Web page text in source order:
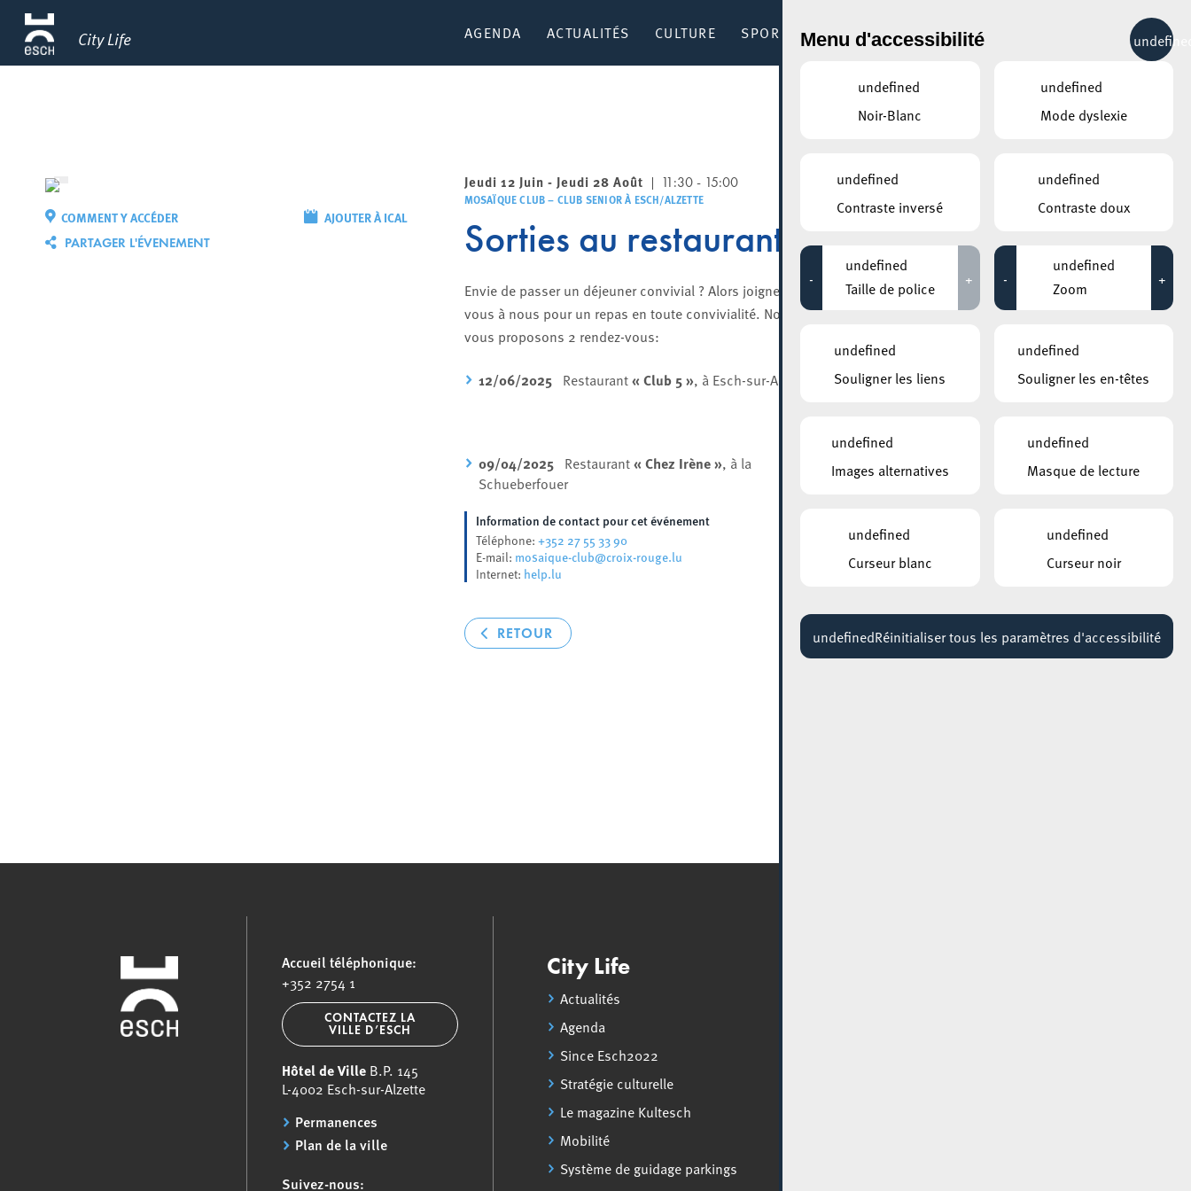
City Life AGENDA ACTUALITÉS CULTURE SPORT & RÉCRÉATION MOBILITÉ
AJOUTER À ICAL
COMMENT Y ACCÉDER
PARTAGER L'ÉVENEMENT
Jeudi 12 Juin - Jeudi 28 Août 11:30 - 15:00
MOSAÏQUE CLUB – CLUB SENIOR À ESCH/ALZETTE
Sorties au restaurant
Envie de passer un déjeuner convivial ? Alors joignez-
vous à nous pour un repas en toute convivialité. Nous
vous proposons 2 rendez-vous:
12/06/2025 Restaurant« Club 5 », à Esch-sur-Alzette
09/04/2025 Restaurant« Chez Irène », à la
Schueberfouer
Information de contact pour cet événement
Téléphone: +352 27 55 33 90
E-mail: mosaique-club@croix-rouge.lu
Internet: help.lu
RETOUR
AUTRES ÉVÉNEMENTS
MOSAÏQUE CLUB – CLUB SENIOR À
Activités avec la crèche
BOUMBA
Talk – Erik Kessels:
Storytelling with vernacular
ROCKHAL – ETABLISSEMENT PUBLIC
CENTRE DE MUSIQUES AMPLIFIÉES
AUTRES ÉVÉNEMENTS
Les Nuits d’Été du Bosque
FeVi
Accueil téléphonique:
+352 2754 1
CONTACTEZ LA
VILLE D’ESCH
Hôtel de Ville B.P. 145
L-4002 Esch-sur-Alzette
Permanences
Plan de la ville
Suivez-nous:
City Life
Actualités
Agenda
Since Esch2022
Stratégie culturelle
Le magazine Kultesch
Mobilité
Système de guidage parkings
25°C
Menu d'accessibilité
undefined
Noir-Blanc
undefined
Mode dyslexie
undefined
Contraste inversé
undefined
Contraste doux
-
undefined
Taille de police
+ -
undefined
Zoom
+
undefined
Souligner les liens
undefined
Souligner les en-têtes
undefined
Images alternatives
undefined
Masque de lecture
undefined
Curseur blanc
undefined
Curseur noir
undefinedRéinitialiser tous les paramètres d'accessibilité